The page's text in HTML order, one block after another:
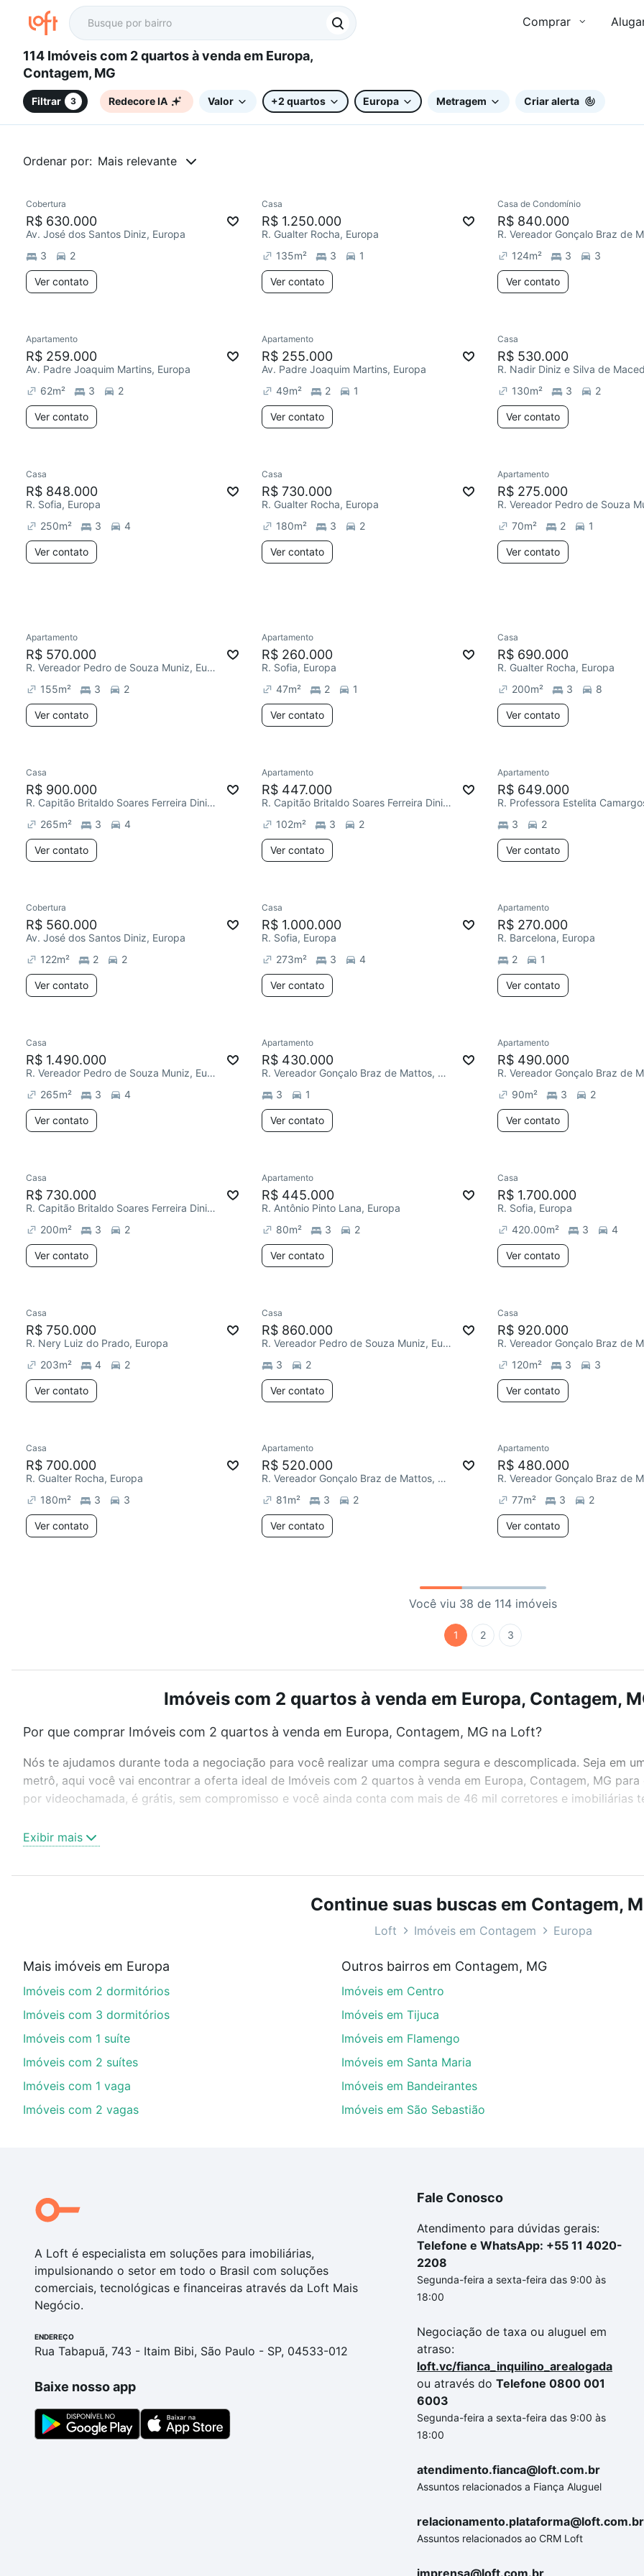
Comprar
114 Imóveis com 2 quartos à venda em Europa,
Contagem, MG
Filtrar 3 Redecore IA Valor +2 quartos Europa Metragem Criar alerta
Ordenar por: Mais relevante
Cobertura
R$ 630.000
Av. José dos Santos Diniz, Europa
3
2
Ver contato
Casa
R$ 1.250.000
R. Gualter Rocha, Europa
135m² 3 1
Ver contato
Casa de Condomínio
R$ 840.000
124m² 3 3
Ver contato
Redecorar
Apartamento
R$ 259.000
Av. Padre Joaquim Martins, Europa
62m² 3 2
Ver contato
Redecorar
Apartamento
R$ 255.000
Av. Padre Joaquim Martins, Europa
49m² 2 1
Ver contato
Casa
R$ 530.000
130m² 3 2
Ver contato
Casa
R$ 848.000
R. Sofia, Europa
250m² 3 4
Ver contato
Casa
R$ 730.000
R. Gualter Rocha, Europa
180m² 3 2
Ver contato
Apartamento
R$ 275.000
70m² 2 1
Ver contato
Apartamento
R$ 570.000
R. Vereador Pedro de Souza Muniz, Europa
155m² 3 2
Ver contato
Apartamento
R$ 260.000
R. Sofia, Europa
47m² 2 1
Ver contato
Casa
R$ 690.000
R. Gualter Rocha, Europa
200m² 3 8
Ver contato
Casa
R$ 900.000
R. Capitão Britaldo Soares Ferreira Diniz, Europa
265m² 3 4
Ver contato
Apartamento
R$ 447.000
R. Capitão Britaldo Soares Ferreira Diniz, Europa
102m² 3 2
Ver contato
Apartamento
R$ 649.000
3 2
Ver contato
Cobertura
R$ 560.000
Av. José dos Santos Diniz, Europa
122m² 2 2
Ver contato
Casa
R$ 1.000.000
R. Sofia, Europa
273m² 3 4
Ver contato
Apartamento
R$ 270.000
R. Barcelona, Europa
2
1
Ver contato
Casa
R$ 1.490.000
R. Vereador Pedro de Souza Muniz, Europa
265m² 3 4
Ver contato
Apartamento
R$ 430.000
R. Vereador Gonçalo Braz de Mattos, Europa
3
1
Ver contato
Apartamento
R$ 490.000
90m² 3 2
Ver contato
Casa
R$ 730.000
R. Capitão Britaldo Soares Ferreira Diniz, Europa
200m² 3 2
Ver contato
Apartamento
R$ 445.000
R. Antônio Pinto Lana, Europa
80m² 3 2
Ver contato
Casa
R$ 1.700.000
R. Sofia, Europa
420.00m² 3 4
Ver contato
Casa
R$ 750.000
R. Nery Luiz do Prado, Europa
203m² 4 2
Ver contato
Casa
R$ 860.000
R. Vereador Pedro de Souza Muniz, Europa
3
2
Ver contato
Casa
R$ 920.000
120m² 3 3
Ver contato
Casa
R$ 700.000
R. Gualter Rocha, Europa
180m² 3 3
Ver contato
Apartamento
R$ 520.000
R. Vereador Gonçalo Braz de Mattos, Europa
81m² 3 2
Ver contato
Apartamento
R$ 480.000
77m² 3 2
Ver contato
Você viu 38 de 114 imóveis
1 2 3
Imóveis com 2 quartos à venda em Europa, Contagem,
Por que comprar Imóveis com 2 quartos à venda em Europa, Contagem, MG na Loft?
Nós te ajudamos durante toda a negociação para você realizar uma compra segura e descomplicada. Seja em
metrô, aqui você vai encontrar a oferta ideal de Imóveis com 2 quartos à venda em Europa, Contagem, MG
por videochamada, é grátis, sem compromisso e você ainda conta com mais de 46 mil corretores e imobiliárias
ou sem vaga de garagem para combinar perfeitamente com o preço, metragem e comodidades, como piscina,
Imóveis com 2 quartos à venda em Europa, Contagem, MG ideal para você na Loft.
Qual o preço de Imóveis com 2 quartos à venda em Europa, Contagem, MG?
Aqui na Loft temos a oferta ideal para você, com Imóveis com 2 quartos à venda em Europa, Contagem, MG
financiamento imobiliário as parcelas podem se adequar ao seu orçamento. Se ainda tem alguma dúvida dos
portal quanto custa comprar um apartamento e conte com a gente para comprar o imóvel dos seus sonhos
Exibir mais
Continue suas buscas em Contagem,
Loft Imóveis em Contagem Europa
Mais imóveis em Europa
Imóveis com 2 dormitórios
Imóveis com 3 dormitórios
Imóveis com 1 suíte
Imóveis com 2 suítes
Imóveis com 1 vaga
Imóveis com 2 vagas
Outros bairros em Contagem, MG
Imóveis em Centro
Imóveis em Tijuca
Imóveis em Flamengo
Imóveis em Santa Maria
Imóveis em Bandeirantes
Imóveis em São Sebastião
A Loft é especialista em soluções para imobiliárias,
impulsionando o setor em todo o Brasil com soluções
comerciais, tecnológicas e financeiras através da Loft Mais
Negócio.
ENDEREÇO
Rua Tabapuã, 743 - Itaim Bibi, São Paulo - SP, 04533-012
Baixe nosso app
Fale Conosco
Atendimento para dúvidas gerais:
Telefone e WhatsApp: +55 11 4020-
2208
Segunda-feira a sexta-feira das 9:00 às
18:00
Negociação de taxa ou aluguel em
atraso:
loft.vc/fianca_inquilino_arealogada
ou através do Telefone 0800 001
6003
Segunda-feira a sexta-feira das 9:00 às
18:00
atendimento.fianca@loft.com.br
Assuntos relacionados a Fiança Aluguel
relacionamento.plataforma@loft.com.br
Assuntos relacionados ao CRM Loft
imprensa@loft.com.br